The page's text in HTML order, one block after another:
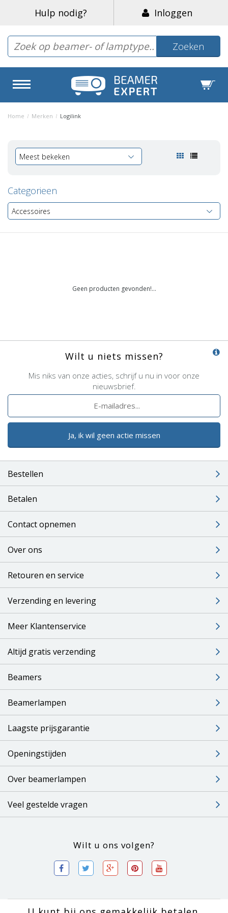
Hulp nodig? Inloggen
Zoeken
Home / Merken / Logilink
Meest bekeken
Categorieen
Accessoires
Geen producten gevonden!...
Wilt u niets missen?
Mis niks van onze acties, schrijf u nu in voor onze
nieuwsbrief.
Ja, ik wil geen actie missen
Bestellen
Betalen
Contact opnemen
Over ons
Retouren en service
Verzending en levering
Meer Klantenservice
Altijd gratis verzending
Beamers
Beamerlampen
Laagste prijsgarantie
Openingstijden
Over beamerlampen
Veel gestelde vragen
Wilt u ons volgen?